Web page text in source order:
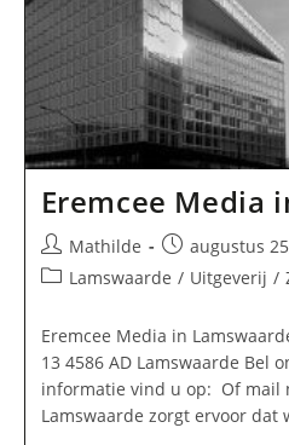
Eremcee Media
Bericht
auteur:
Mathilde
Bericht
gepubliceerd
augustus
Berichtcategorie:
Lamswaarde / Uitgeverij /
Eremcee Media in
13 4586 AD Lamswaarde Bel
informatie vind u op: Of mail
Lamswaarde zorgt ervoor dat